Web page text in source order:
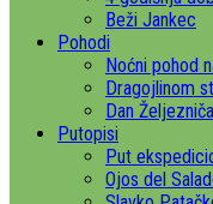
Beži Jankec
Pohodi
Noćni pohod
Dragojlinom
Dan
Putopisi
Put
Ojos del